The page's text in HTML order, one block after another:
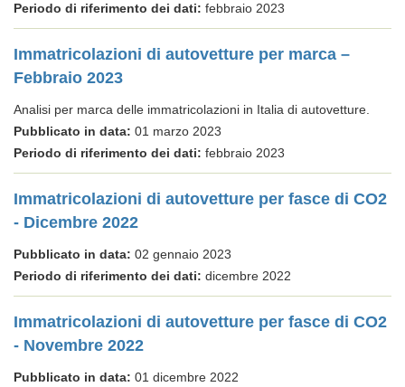
Periodo di riferimento dei dati: febbraio 2023
Immatricolazioni di autovetture per marca –
Febbraio 2023
Analisi per marca delle immatricolazioni in Italia di autovetture.
Pubblicato in data: 01 marzo 2023
Periodo di riferimento dei dati: febbraio 2023
Immatricolazioni di autovetture per fasce di CO2
- Dicembre 2022
Pubblicato in data: 02 gennaio 2023
Periodo di riferimento dei dati: dicembre 2022
Immatricolazioni di autovetture per fasce di CO2
- Novembre 2022
Pubblicato in data: 01 dicembre 2022